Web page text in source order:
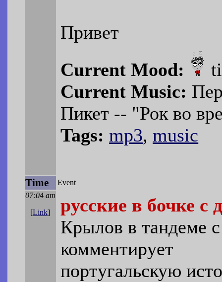
Привет
Current Mood:
Current Music:
Пикет -- "Рок во
Tags: mp3,music
Time
Event
07:04 am
[Link]
русские в бочке с
Крылов в тандеме
комментирует
португальскую